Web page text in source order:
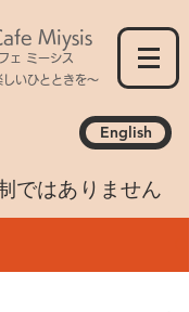
Miysis
ェ ミーシス
しいひとときを～
English
ではありません